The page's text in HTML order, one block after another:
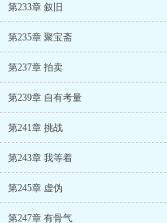
第233章 叙旧
第235章 聚宝斋
第237章 拍卖
第239章 自有考量
第241章 挑战
第243章 我等着
第245章 虚伪
第247章 有骨气